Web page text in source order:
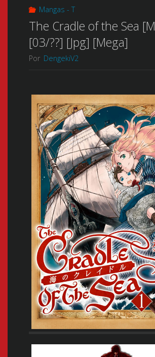
Mangas - T
The Cradle of the Sea
[03/??] [Jpg] [Mega]
Por DengekiV2